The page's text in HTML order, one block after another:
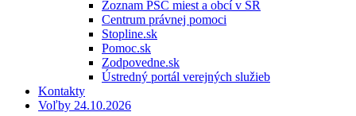
Zoznam PSČ miest a obcí v SR
Centrum právnej pomoci
Stopline.sk
Pomoc.sk
Zodpovedne.sk
Ústredný portál verejných služieb
Kontakty
Voľby 24.10.2026